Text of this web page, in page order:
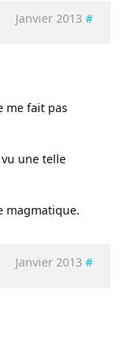
Janvier 2013 #
me fait pas
vu une telle
magmatique.
Janvier 2013 #